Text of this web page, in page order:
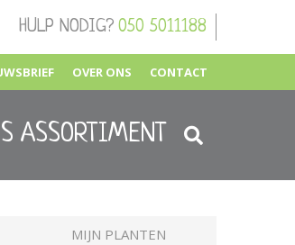
HULP NODIG? 050 5011188
OVER ONS CONTACT
ASSORTIMENT
MIJN PLANTEN